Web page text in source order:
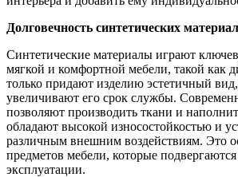
Долговечность синтетических
Синтетические материалы играют
мягкой и комфортной мебели, такой как
только придают изделию эстетичный
увеличивают его срок службы.
позволяют производить ткани и
обладают высокой износостойкостью и
различным внешним воздействиям. Это
предметов мебели, которые
эксплуатации.